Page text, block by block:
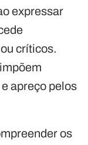
expressar
críticos.
apreço pelos
os